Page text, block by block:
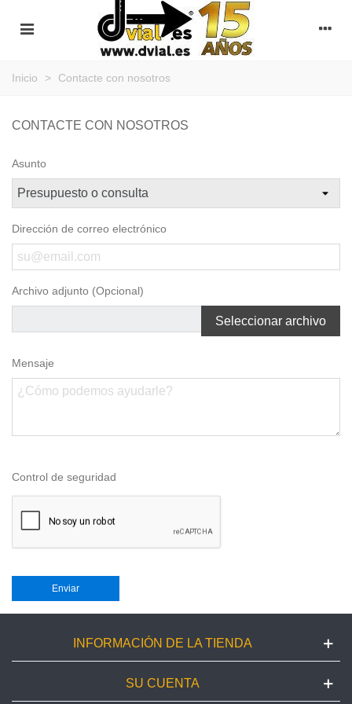
Inicio > Contacte con nosotros
CONTACTE CON NOSOTROS
Asunto
Dirección de correo electrónico
Archivo adjunto (Opcional)
Seleccionar archivo
Mensaje
Control de seguridad
INFORMACIÓN DE LA TIENDA
SU CUENTA